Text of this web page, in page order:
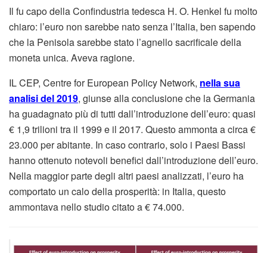
Il fu capo della Confindustria tedesca H. O. Henkel fu molto
chiaro: l’euro non sarebbe nato senza l’Italia, ben sapendo
che la Penisola sarebbe stato l’agnello sacrificale della
moneta unica. Aveva ragione.
IL CEP, Centre for European Policy Network, nella sua
analisi del 2019, giunse alla conclusione che la Germania
ha guadagnato più di tutti dall’introduzione dell’euro: quasi
€ 1,9 trilioni tra il 1999 e il 2017. Questo ammonta a circa €
23.000 per abitante. In caso contrario, solo i Paesi Bassi
hanno ottenuto notevoli benefici dall’introduzione dell’euro.
Nella maggior parte degli altri paesi analizzati, l’euro ha
comportato un calo della prosperità: in Italia, questo
ammontava nello studio citato a € 74.000.